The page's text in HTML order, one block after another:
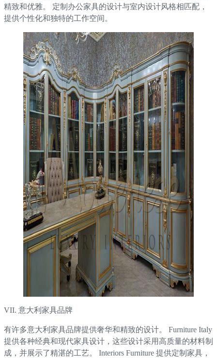
精致和优雅。 定制办公家具的设计与室内设计风格相匹配，
提供个性化和独特的工作空间。
VII. 意大利家具品牌
有许多意大利家具品牌提供奢华和精致的设计。 Furniture Italy
提供各种经典和现代家具设计，这些设计采用高质量的材料制
成，并展示了精湛的工艺。 Interiors Furniture 提供定制家具，